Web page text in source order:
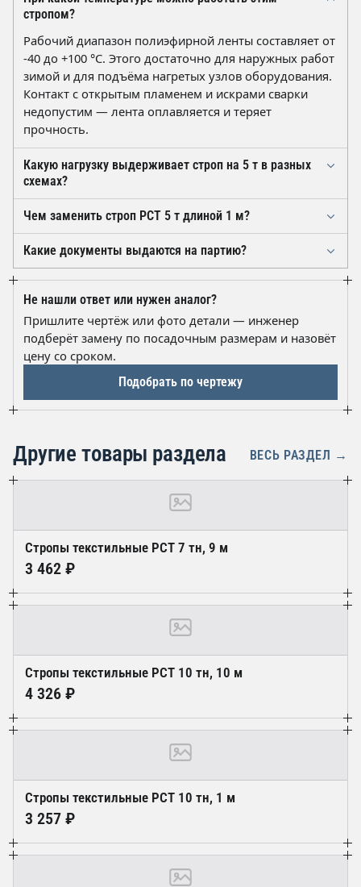
стропом?
Рабочий диапазон полиэфирной ленты составляет от
-40 до +100 °C. Этого достаточно для наружных работ
зимой и для подъёма нагретых узлов оборудования.
Контакт с открытым пламенем и искрами сварки
недопустим — лента оплавляется и теряет
прочность.
Какую нагрузку выдерживает строп на 5 т в разных
схемах?
Номинал 5 т указан для прямой ветви при запасе
прочности 7:1. При обхвате «в удавку» и при углах
между ветвями грузоподъёмность снижается по
коэффициентам схемы строповки, поэтому расчёт
ведут по схеме, принятой на объекте.
Чем заменить строп РСТ 5 т длиной 1 м?
Взаимозаменяемыми считаются кольцевые стропы
той же грузоподъёмности с лентой 150 мм по ГОСТ
33715-2015; отличаться могут длина и число слоёв.
Если сомневаетесь в подборе, отправьте чертёж или
фото стропа и схему строповки — подберём аналог.
Какие документы выдаются на партию?
На поставляемую партию оформляется паспорт
качества с указанием стандарта, грузоподъёмности и
даты изготовления. На каждом стропе имеется
нашивная бирка с грузоподъёмностью, длиной и
датой выпуска — она нужна при проверке и при
осмотре перед работой.
Не нашли ответ или нужен аналог?
Пришлите чертёж или фото детали — инженер
подберёт замену по посадочным размерам и назовёт
цену со сроком.
Подобрать по чертежу
Другие товары раздела ВЕСЬ РАЗДЕЛ →
Стропы текстильные РСT 7 тн, 9 м
3 462 ₽
Стропы текстильные РСТ 10 тн, 10 м
4 326 ₽
Стропы текстильные РСТ 10 тн, 1 м
3 257 ₽